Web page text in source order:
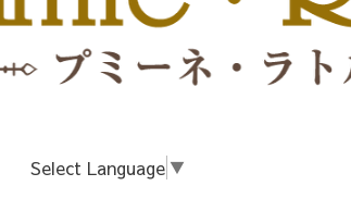
Select Language ▼